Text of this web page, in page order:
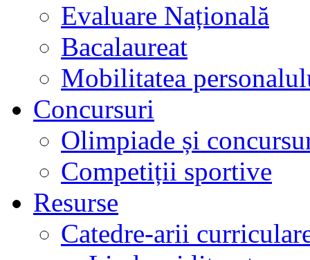
Evaluare Națională
Bacalaureat
Mobilitatea
Concursuri
Olimpiade și
Competiții sportive
Resurse
Catedre-arii